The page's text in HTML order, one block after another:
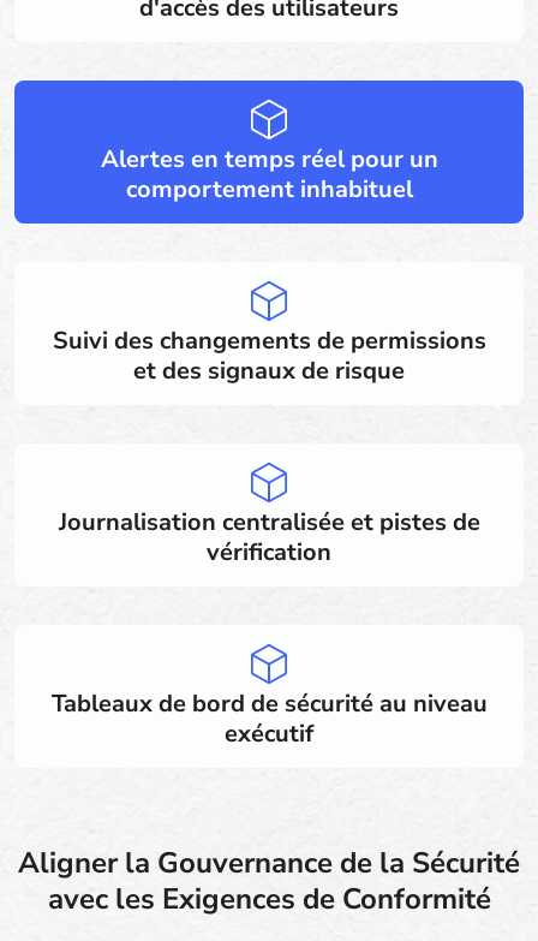
d'accès des utilisateurs
Alertes en temps réel pour un
comportement inhabituel
Suivi des changements de permissions
et des signaux de risque
Journalisation centralisée et pistes de
vérification
Tableaux de bord de sécurité au niveau
exécutif
Aligner la Gouvernance de la Sécurité
avec les Exigences de Conformité